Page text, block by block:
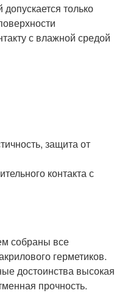
только
с влажной средой
защита от
контакта с
собраны все
герметиков.
достоинства высокая
прочность.